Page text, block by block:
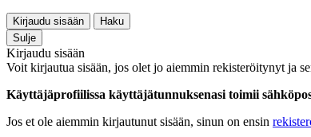
Kirjaudu sisään
Haku
Sulje
Kirjaudu sisään
Voit kirjautua sisään, jos olet jo aiemmin rekisteröitynyt ja
Käyttäjäprofiilissa käyttäjätunnuksenasi toimii
Jos et ole aiemmin kirjautunut sisään, sinun on ensin